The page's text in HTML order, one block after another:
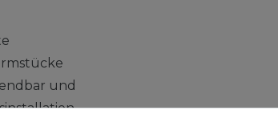
und
für